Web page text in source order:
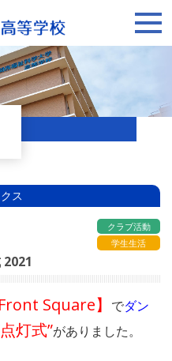
ス
クラブ活動
学生生活
Front Square】 でダン
灯式”がありました。